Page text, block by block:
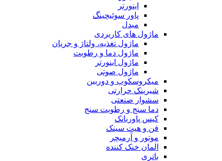
اینورتر
پاور سوئیچینگ
مبدل
ماژول های کاربردی
ماژول تغذیه، ولتاژ و جریان
ماژول دما و رطوبت
ماژول اینورتر
ماژول صوتی
میکروسکوپ و دوربین
شیرینک حرارتی
سشوار صنعتی
دما سنج و رطوبت سنج
کیس پاوربانک
فن و هیت سینک
موتور و آرمیچر
المان خنک کننده
باتری